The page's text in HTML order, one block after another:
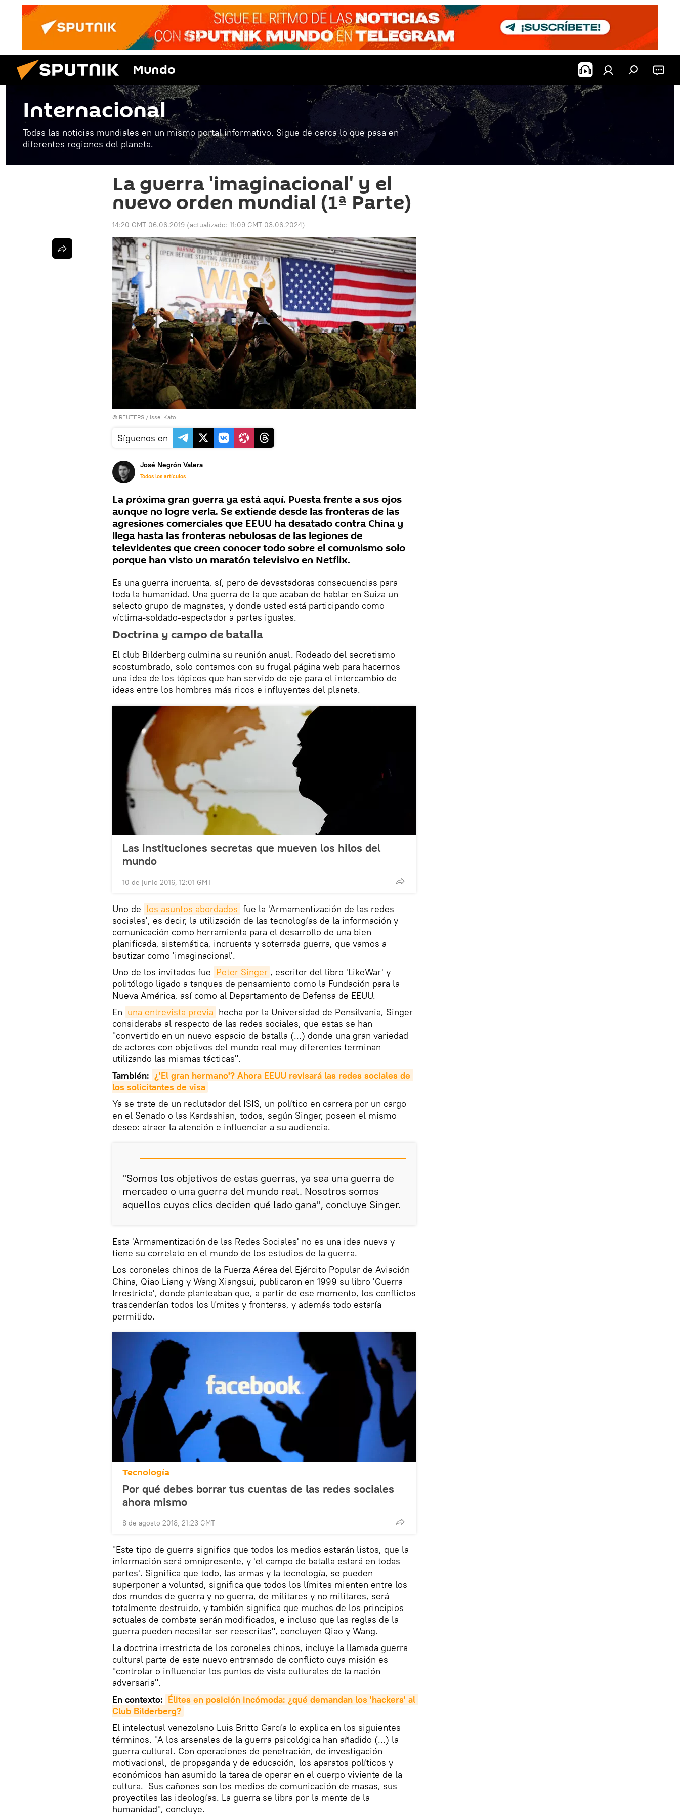
Mundo
Internacional
Todas las noticias mundiales en un mismo portal informativo. Sigue de cerca lo que pasa en
diferentes regiones del planeta.
La guerra 'imaginacional' y el
nuevo orden mundial (1ª Parte)
14:20 GMT 06.06.2019 (actualizado: 11:09 GMT 03.06.2024)
© REUTERS / Issei Kato
Síguenos en
José Negrón Valera
Todos los artículos
La próxima gran guerra ya está aquí. Puesta frente a sus ojos
aunque no logre verla. Se extiende desde las fronteras de las
agresiones comerciales que EEUU ha desatado contra China y
llega hasta las fronteras nebulosas de las legiones de
televidentes que creen conocer todo sobre el comunismo solo
porque han visto un maratón televisivo en Netflix.
Es una guerra incruenta, sí, pero de devastadoras consecuencias para
toda la humanidad. Una guerra de la que acaban de hablar en Suiza un
selecto grupo de magnates, y donde usted está participando como
víctima-soldado-espectador a partes iguales.
Doctrina y campo de batalla
El club Bilderberg culmina su reunión anual. Rodeado del secretismo
acostumbrado, solo contamos con su frugal página web para hacernos
una idea de los tópicos que han servido de eje para el intercambio de
ideas entre los hombres más ricos e influyentes del planeta.
Las instituciones secretas que mueven los hilos del
mundo
10 de junio 2016, 12:01 GMT
Uno de los asuntos abordados fue la 'Armamentización de las redes
sociales', es decir, la utilización de las tecnologías de la información y
comunicación como herramienta para el desarrollo de una bien
planificada, sistemática, incruenta y soterrada guerra, que vamos a
bautizar como 'imaginacional'.
Uno de los invitados fue Peter Singer , escritor del libro 'LikeWar' y
politólogo ligado a tanques de pensamiento como la Fundación para la
Nueva América, así como al Departamento de Defensa de EEUU.
En una entrevista previa hecha por la Universidad de Pensilvania, Singer
consideraba al respecto de las redes sociales, que estas se han
"convertido en un nuevo espacio de batalla (...) donde una gran variedad
de actores con objetivos del mundo real muy diferentes terminan
utilizando las mismas tácticas".
También: ¿'El gran hermano'? Ahora EEUU revisará las redes sociales de
los solicitantes de visa
Ya se trate de un reclutador del ISIS, un político en carrera por un cargo
en el Senado o las Kardashian, todos, según Singer, poseen el mismo
deseo: atraer la atención e influenciar a su audiencia.
"Somos los objetivos de estas guerras, ya sea una guerra de
mercadeo o una guerra del mundo real. Nosotros somos
aquellos cuyos clics deciden qué lado gana", concluye Singer.
Esta 'Armamentización de las Redes Sociales' no es una idea nueva y
tiene su correlato en el mundo de los estudios de la guerra.
Los coroneles chinos de la Fuerza Aérea del Ejército Popular de Aviación
China, Qiao Liang y Wang Xiangsui, publicaron en 1999 su libro 'Guerra
Irrestricta', donde planteaban que, a partir de ese momento, los conflictos
trascenderían todos los límites y fronteras, y además todo estaría
permitido.
Tecnología
Por qué debes borrar tus cuentas de las redes sociales
ahora mismo
8 de agosto 2018, 21:23 GMT
"Este tipo de guerra significa que todos los medios estarán listos, que la
información será omnipresente, y 'el campo de batalla estará en todas
partes'. Significa que todo, las armas y la tecnología, se pueden
superponer a voluntad, significa que todos los límites mienten entre los
dos mundos de guerra y no guerra, de militares y no militares, será
totalmente destruido, y también significa que muchos de los principios
actuales de combate serán modificados, e incluso que las reglas de la
guerra pueden necesitar ser reescritas", concluyen Qiao y Wang.
La doctrina irrestricta de los coroneles chinos, incluye la llamada guerra
cultural parte de este nuevo entramado de conflicto cuya misión es
"controlar o influenciar los puntos de vista culturales de la nación
adversaria".
En contexto: Élites en posición incómoda: ¿qué demandan los 'hackers' al
Club Bilderberg?
El intelectual venezolano Luis Britto García lo explica en los siguientes
términos. "A los arsenales de la guerra psicológica han añadido (...) la
guerra cultural. Con operaciones de penetración, de investigación
motivacional, de propaganda y de educación, los aparatos políticos y
económicos han asumido la tarea de operar en el cuerpo viviente de la
cultura. Sus cañones son los medios de comunicación de masas, sus
proyectiles las ideologías. La guerra se libra por la mente de la
humanidad", concluye.